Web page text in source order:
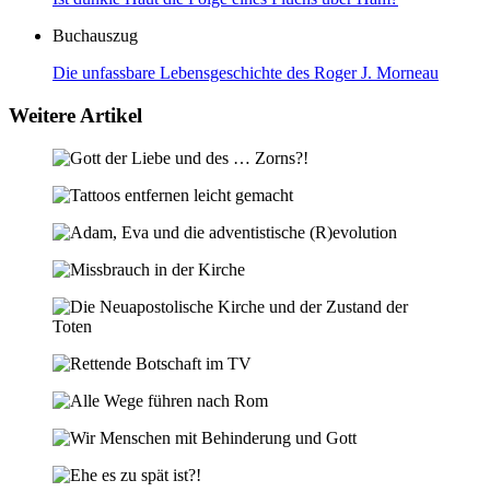
Buchauszug
Die unfassbare Lebensgeschichte des Roger J. Morneau
Weitere Artikel